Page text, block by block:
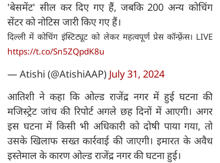
'बेसमेंट' सील कर दिए गए हैं, जबकि 200 अन्य कोचिंग
सेंटर को नोटिस जारी किए गए हैं।
दिल्ली में कोचिंग इंस्टिट्यूट को लेकर महत्वपूर्ण प्रेस कॉन्फ़्रेंस। LIVE
https://t.co/Sn5ZQpdK8u
— Atishi (@AtishiAAP) July 31, 2024
आतिशी ने कहा कि ओल्ड राजेंद्र नगर में हुई घटना की
मजिस्ट्रेट जांच की रिपोर्ट अगले छह दिनों में आएगी। अगर
इस घटना में किसी भी अधिकारी को दोषी पाया गया, तो
उसके खिलाफ सख्त कार्रवाई की जाएगी। इमारत के अवैध
इस्तेमाल के कारण ओल्ड राजेंद्र नगर की घटना हुई।